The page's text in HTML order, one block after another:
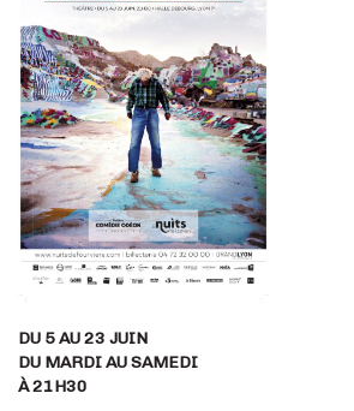
DU 5 AU 23 JUIN
DU MARDI AU SAMEDI
À 21H30